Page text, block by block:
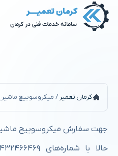
کرمان تعمیر / میکروسوییچ
جهت سفارش میکروسوییچ